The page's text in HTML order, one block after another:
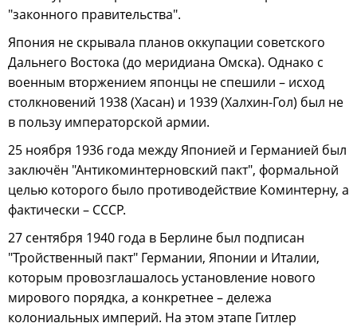
"законного правительства".
Япония не скрывала планов оккупации советского
Дальнего Востока (до меридиана Омска). Однако с
военным вторжением японцы не спешили – исход
столкновений 1938 (Хасан) и 1939 (Халхин-Гол) был не
в пользу императорской армии.
25 ноября 1936 года между Японией и Германией был
заключён "Антикоминтерновский пакт", формальной
целью которого было противодействие Коминтерну, а
фактически – СССР.
27 сентября 1940 года в Берлине был подписан
"Тройственный пакт" Германии, Японии и Италии,
которым провозглашалось установление нового
мирового порядка, а конкретнее – дележа
колониальных империй. На этом этапе Гитлер